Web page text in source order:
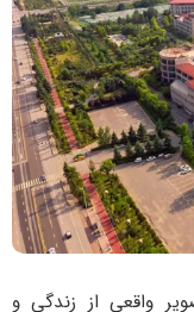
واقعی از زندگی و